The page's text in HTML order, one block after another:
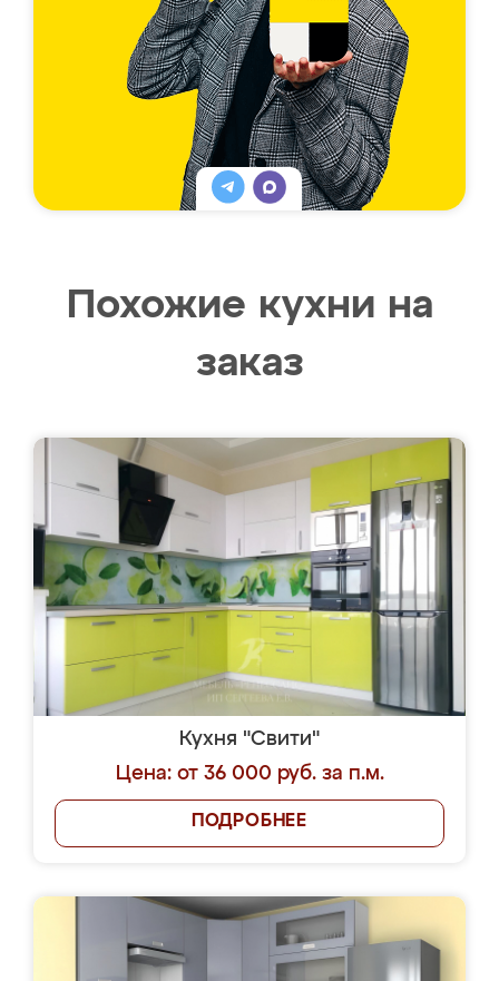
Похожие кухни на
заказ
Кухня "Свити"
Цена: от 36 000 руб. за п.м.
ПОДРОБНЕЕ